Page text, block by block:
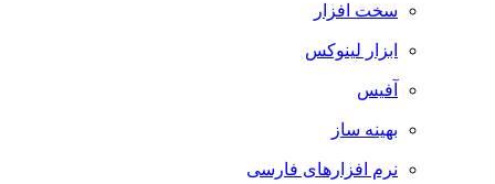
سخت افزار
ابزار لینوکس
آفیس
بهینه ساز
نرم افزارهای فارسی